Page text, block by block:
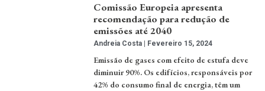
Comissão Europeia apresenta
recomendação para redução de
emissões até 2040
Andreia Costa Fevereiro 15, 2024
Emissão de gases com efeito de estufa deve
diminuir 90%. Os edifícios, responsáveis por
42% do consumo final de energia, têm um